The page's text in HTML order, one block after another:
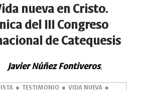
nueva en Cristo.
del III Congreso
de Catequesis
Javier Núñez Fontiveros,
TESTIMONIO
VIDA NUEVA